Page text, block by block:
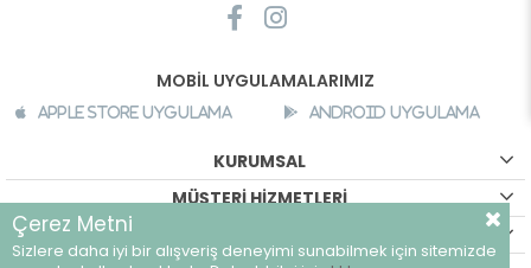
MOBİL UYGULAMALARIMIZ
Apple Store Uygulama Android Uygulama
KURUMSAL
MÜŞTERİ HİZMETLERİ
Çerez Metni
Sizlere daha iyi bir alışveriş deneyimi sunabilmek için sitemizde